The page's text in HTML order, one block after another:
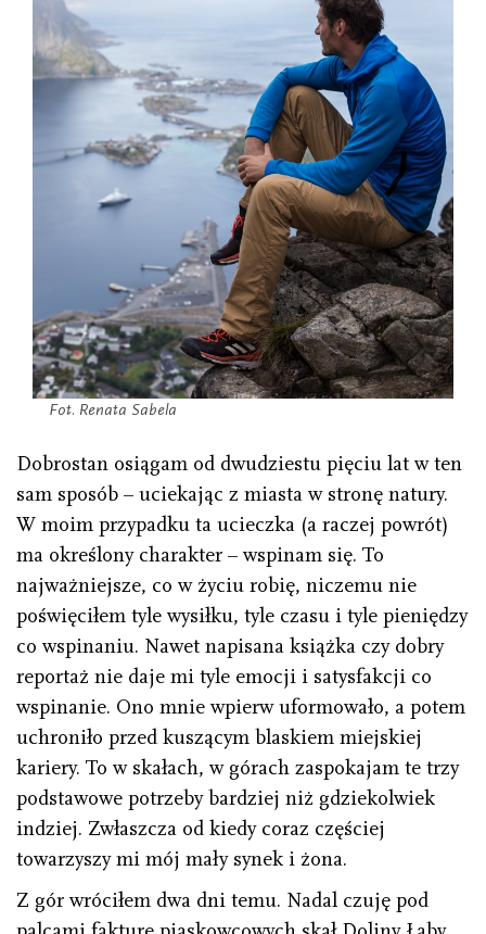
Fot. Renata Sabela
Dobrostan osiągam od dwudziestu pięciu lat w ten
sam sposób – uciekając z miasta w stronę natury.
W moim przypadku ta ucieczka (a raczej powrót)
ma określony charakter – wspinam się. To
najważniejsze, co w życiu robię, niczemu nie
poświęciłem tyle wysiłku, tyle czasu i tyle pieniędzy
co wspinaniu. Nawet napisana książka czy dobry
reportaż nie daje mi tyle emocji i satysfakcji co
wspinanie. Ono mnie wpierw uformowało, a potem
uchroniło przed kuszącym blaskiem miejskiej
kariery. To w skałach, w górach zaspokajam te trzy
podstawowe potrzeby bardziej niż gdziekolwiek
indziej. Zwłaszcza od kiedy coraz częściej
towarzyszy mi mój mały synek i żona.
Z gór wróciłem dwa dni temu. Nadal czuję pod